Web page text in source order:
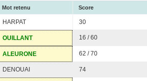
Mot retenu Score
HARPAT 30
OUILLANT 16 / 60
ALEURONE 62 / 70
DENOUAI 74